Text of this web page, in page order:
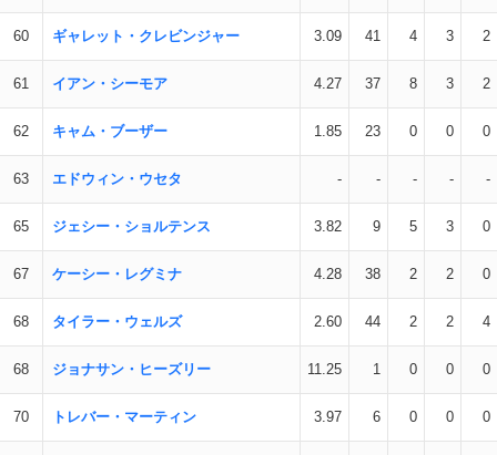
60 ギャレット・クレビンジャー 3.09 41 4 3 2
61 イアン・シーモア 4.27 37 8 3 2
62 キャム・ブーザー 1.85 23 0 0 0
63 エドウィン・ウセタ - - - - -
65 ジェシー・ショルテンス 3.82 9 5 3 0
67 ケーシー・レグミナ 4.28 38 2 2 0
68 タイラー・ウェルズ 2.60 44 2 2 4
68 ジョナサン・ヒーズリー 11.25 1 0 0 0
70 トレバー・マーティン 3.97 6 0 0 0